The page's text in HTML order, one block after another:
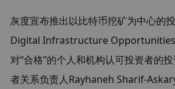
灰度宣布推出以比特币挖矿为中心的
Digital Infrastructure Opportunities
对“合格”的个人和机构认可投资者的
者关系负责人Rayhaneh Sharif-